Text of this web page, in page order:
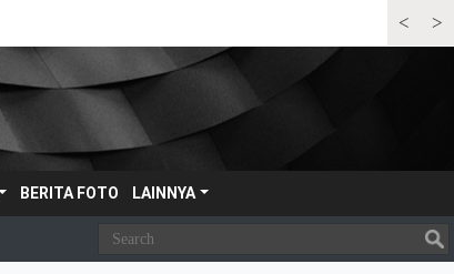
<
Bandara>
BERITA FOTO LAINNYA